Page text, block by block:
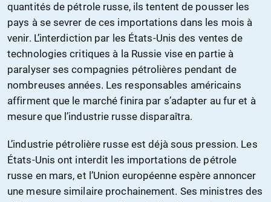
quantités de pétrole russe, ils tentent de pousser les
pays à se sevrer de ces importations dans les mois à
venir. L’interdiction par les États-Unis des ventes de
technologies critiques à la Russie vise en partie à
paralyser ses compagnies pétrolières pendant de
nombreuses années. Les responsables américains
affirment que le marché finira par s’adapter au fur et à
mesure que l’industrie russe disparaîtra.
L’industrie pétrolière russe est déjà sous pression. Les
États-Unis ont interdit les importations de pétrole
russe en mars, et l’Union européenne espère annoncer
une mesure similaire prochainement. Ses ministres des